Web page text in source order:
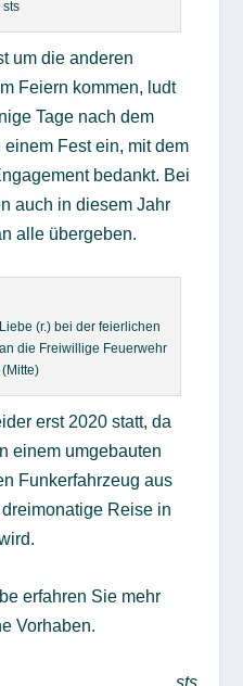
sts
um die anderen
Feiern kommen, ludt
Tage nach dem
Fest ein, mit dem
bedankt. Bei
auch in diesem Jahr
alle übergeben.
(r.) bei der feierlichen
die Freiwillige Feuerwehr
erst 2020 statt, da
einem umgebauten
Funkerfahrzeug aus
Reise in
erfahren Sie mehr
Vorhaben.